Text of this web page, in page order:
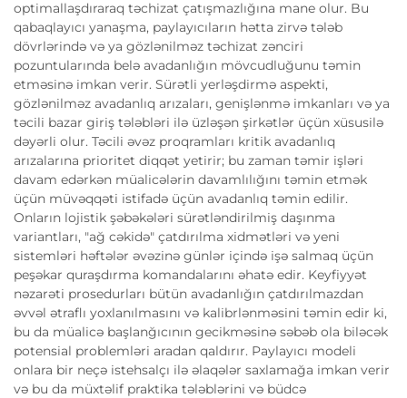
optimallaşdıraraq təchizat çatışmazlığına mane olur. Bu
qabaqlayıcı yanaşma, paylayıcıların hətta zirvə tələb
dövrlərində və ya gözlənilməz təchizat zənciri
pozuntularında belə avadanlığın mövcudluğunu təmin
etməsinə imkan verir. Sürətli yerləşdirmə aspekti,
gözlənilməz avadanlıq arızaları, genişlənmə imkanları və ya
təcili bazar giriş tələbləri ilə üzləşən şirkətlər üçün xüsusilə
dəyərli olur. Təcili əvəz proqramları kritik avadanlıq
arızalarına prioritet diqqət yetirir; bu zaman təmir işləri
davam edərkən müalicələrin davamlılığını təmin etmək
üçün müvəqqəti istifadə üçün avadanlıq təmin edilir.
Onların lojistik şəbəkələri sürətləndirilmiş daşınma
variantları, "ağ cəkidə" çatdırılma xidmətləri və yeni
sistemləri həftələr əvəzinə günlər içində işə salmaq üçün
peşəkar quraşdırma komandalarını əhatə edir. Keyfiyyət
nəzarəti prosedurları bütün avadanlığın çatdırılmazdan
əvvəl ətraflı yoxlanılmasını və kalibrlənməsini təmin edir ki,
bu da müalicə başlanğıcının gecikməsinə səbəb ola biləcək
potensial problemləri aradan qaldırır. Paylayıcı modeli
onlara bir neçə istehsalçı ilə əlaqələr saxlamağa imkan verir
və bu da müxtəlif praktika tələblərini və büdcə